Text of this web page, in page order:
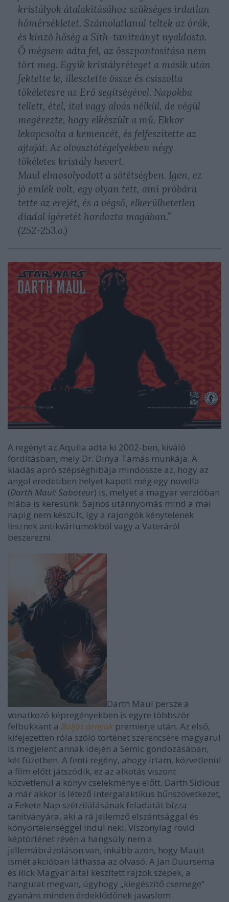
kristályok átalakításához szükséges irdatlan
hőmérsékletet. Számolatlanul teltek az órák,
és kínzó hőség a Sith-tanítványt nyaldosta.
Ő mégsem adta fel, az összpontosítása nem
tört meg. Egyik kristályréteget a másik után
fektette le, illesztette össze és csiszolta
tökéletesre az Erő segítségével. Napokba
tellett, étel, ital vagy alvás nélkül, de végül
megérezte, hogy elkészült a mű. Ekkor
lekapcsolta a kemencét, és felfeszítette az
ajtaját. Az olvasztótégelyekben négy
tökéletes kristály hevert.
Maul elmosolyodott a sötétségben. Igen, ez
jó emlék volt, egy olyan tett, ami próbára
tette az erejét, és a végső, elkerülhetetlen
diadal ígéretét hordozta magában.”
(252-253.o.)
A regényt az Aquila adta ki 2002-ben, kiváló
fordításban, mely Dr. Dinya Tamás munkája. A
kiadás apró szépséghibája mindössze az, hogy az
angol eredetiben helyet kapott még egy novella
(Darth Maul: Saboteur) is, melyet a magyar verzióban
hiába is keresünk. Sajnos utánnyomás mind a mai
napig nem készült, így a rajongók kénytelenek
lesznek antikváriumokból vagy a Vateráról
beszerezni.
Darth Maul persze a
vonatkozó képregényekben is egyre többször
felbukkant a Baljós árnyak premierje után. Az első,
kifejezetten róla szóló történet szerencsére magyarul
is megjelent annak idején a Semic gondozásában,
két füzetben. A fenti regény, ahogy írtam, közvetlenül
a film előtt játszódik, ez az alkotás viszont
közvetlenül a könyv cselekménye előtt. Darth Sidious
a már akkor is létező intergalaktikus bűnszövetkezet,
a Fekete Nap szétzilálásának feladatát bízza
tanítványára, aki a rá jellemző elszántsággal és
könyörtelenséggel indul neki. Viszonylag rövid
képtörténet révén a hangsúly nem a
jellemábrázoláson van, inkább azon, hogy Mault
ismét akcióban láthassa az olvasó. A Jan Duursema
és Rick Magyar által készített rajzok szépek, a
hangulat megvan, úgyhogy „kiegészítő csemege”
gyanánt minden érdeklődőnek javaslom.